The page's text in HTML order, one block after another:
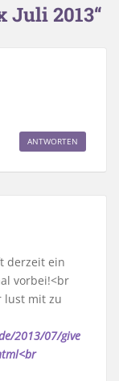
Juli 2013“
ANTWORTEN
derzeit ein
vorbei!<br
lust mit zu
2013/07/give